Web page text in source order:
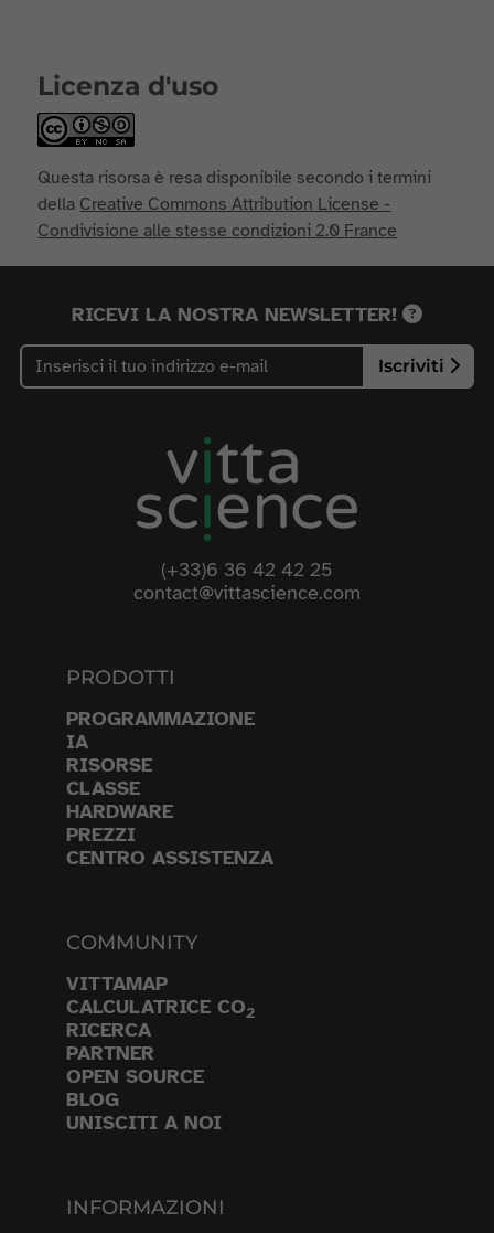
Licenza d'uso
Questa risorsa è resa disponibile secondo i termini
della Creative Commons Attribution License -
Condivisione alle stesse condizioni 2.0 France
RICEVI LA NOSTRA NEWSLETTER!
Iscriviti
(+33)6 36 42 42 25
contact@vittascience.com
PRODOTTI
PROGRAMMAZIONE
IA
RISORSE
CLASSE
HARDWARE
PREZZI
CENTRO ASSISTENZA
COMMUNITY
VITTAMAP
CALCULATRICE CO2
RICERCA
PARTNER
OPEN SOURCE
BLOG
UNISCITI A NOI
INFORMAZIONI